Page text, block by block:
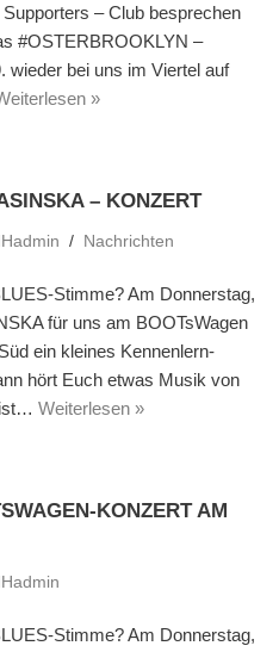
– Club besprechen
#OSTERBROOKLYN –
wieder bei uns im Viertel auf
»
– KONZERT
Nachrichten
Stimme? Am Donnerstag,
für uns am BOOTsWagen
ein kleines Kennenlern-
hört Euch etwas Musik von
Weiterlesen »
KONZERT AM
Stimme? Am Donnerstag,